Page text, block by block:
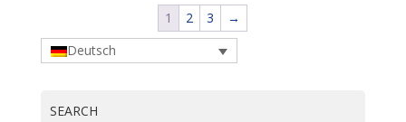
1 2 3
→
Deutsch
SEARCH